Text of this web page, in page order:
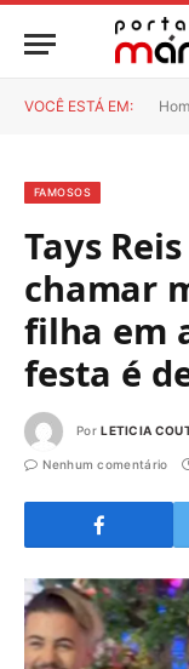
VOCÊ ESTÁ EM:
FAMOSOS
Tays
chamar
filha em
festa é
Por LETICIA
Nenhum comentário